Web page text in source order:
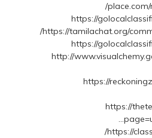
place.com/
https://
https://tamilachat.org/
https://
http://
https://
https://
https://